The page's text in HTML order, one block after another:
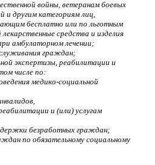
войны, ветеранам боевых
и другим категориям лиц,
бесплатно или по льготным
средства и изделия
амбулаторном лечении;
граждан;
экспертизы, реабилитации и
числе по:
медико-социальной
и (или) услугам
безработных граждан;
по обязательному социальному